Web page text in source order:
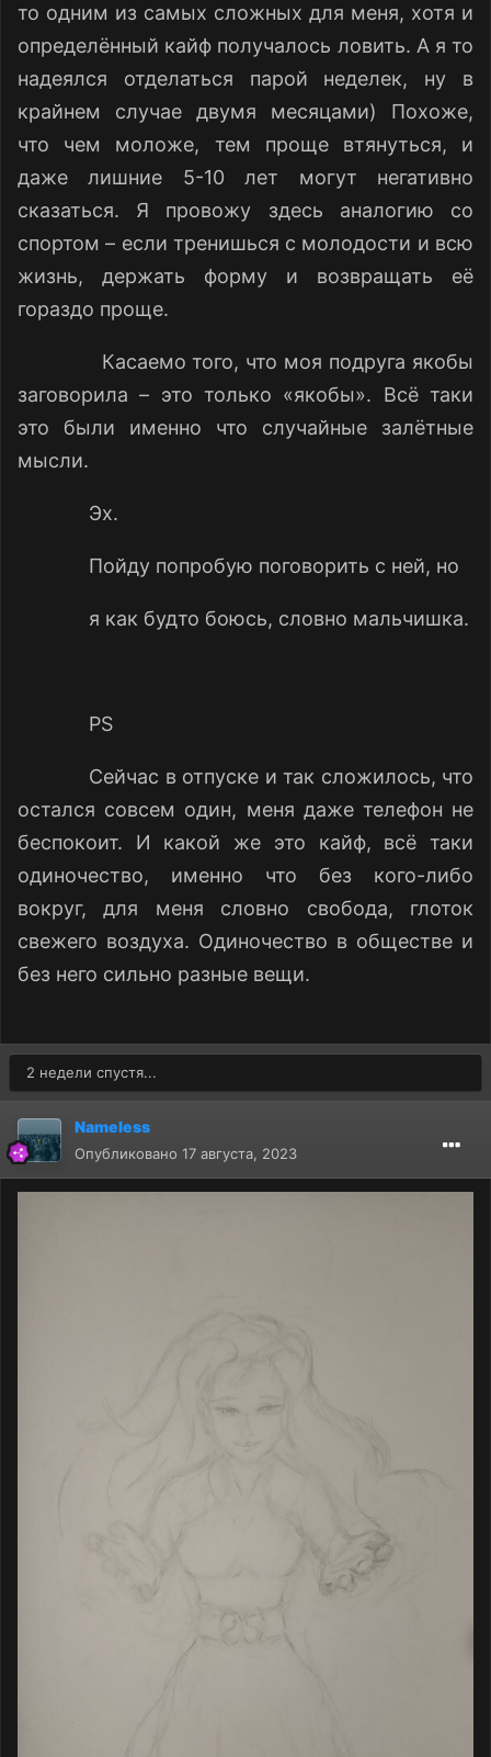
то одним из самых сложных для меня, хотя и
определённый кайф получалось ловить. А я то
надеялся отделаться парой неделек, ну в
крайнем случае двумя месяцами) Похоже,
что чем моложе, тем проще втянуться, и
даже лишние 5-10 лет могут негативно
сказаться. Я провожу здесь аналогию со
спортом – если тренишься с молодости и всю
жизнь, держать форму и возвращать её
гораздо проще.
Касаемо того, что моя подруга якобы
заговорила – это только «якобы». Всё таки
это были именно что случайные залётные
мысли.
Эх.
Пойду попробую поговорить с ней, но
я как будто боюсь, словно мальчишка.
PS
Сейчас в отпуске и так сложилось, что
остался совсем один, меня даже телефон не
беспокоит. И какой же это кайф, всё таки
одиночество, именно что без кого-либо
вокруг, для меня словно свобода, глоток
свежего воздуха. Одиночество в обществе и
без него сильно разные вещи.
2 недели спустя...
Nameless
Опубликовано 17 августа, 2023